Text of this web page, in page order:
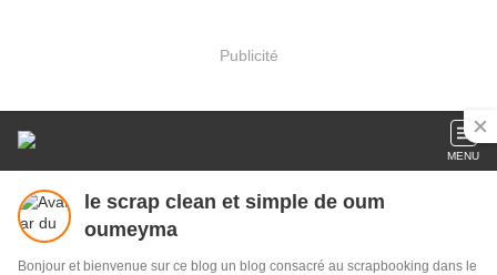
Publicité
MENU
le scrap clean et simple de oum
oumeyma
Bonjour et bienvenue sur ce blog un blog consacré au scrapbooking dans le